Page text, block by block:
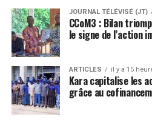
JOURNAL TÉLÉVISÉ (JT)
CCoM3 : Bilan
le signe de l’action
ARTICLES il y a 15
Kara capitalise les
grâce au